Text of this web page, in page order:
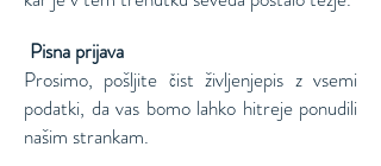
Pisna prijava
Prosimo, pošljite čist življenjepis z vsemi
podatki, da vas bomo lahko hitreje ponudili
našim strankam.